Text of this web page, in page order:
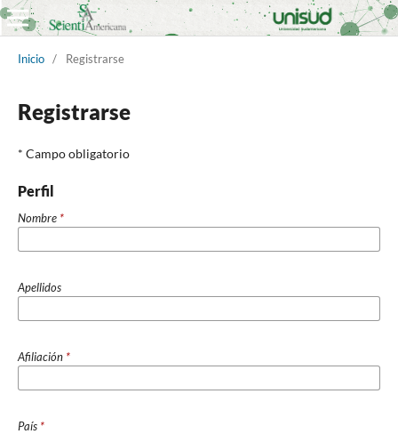
Inicio / Registrarse
Registrarse
* Campo obligatorio
Perfil
Nombre *
Apellidos
Afiliación *
País *